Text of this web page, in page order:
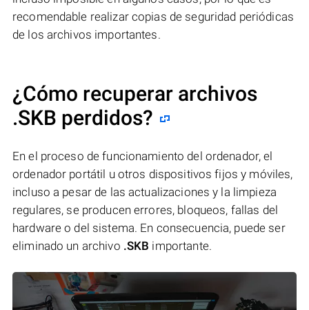
recomendable realizar copias de seguridad periódicas
de los archivos importantes.
¿Cómo recuperar archivos
.SKB perdidos?
En el proceso de funcionamiento del ordenador, el
ordenador portátil u otros dispositivos fijos y móviles,
incluso a pesar de las actualizaciones y la limpieza
regulares, se producen errores, bloqueos, fallas del
hardware o del sistema. En consecuencia, puede ser
eliminado un archivo .SKB importante.